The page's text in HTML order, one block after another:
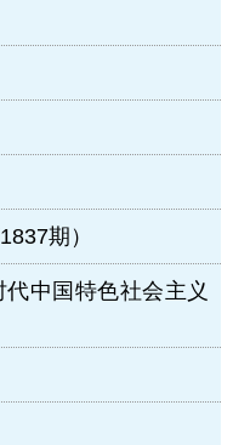
期）
中国特色社会主义